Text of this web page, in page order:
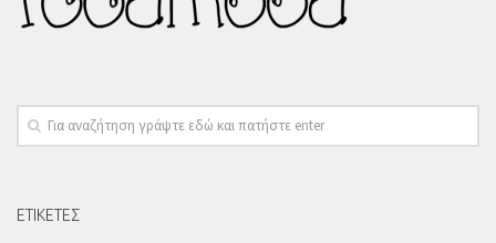
ΕΤΙΚΕΤΕΣ